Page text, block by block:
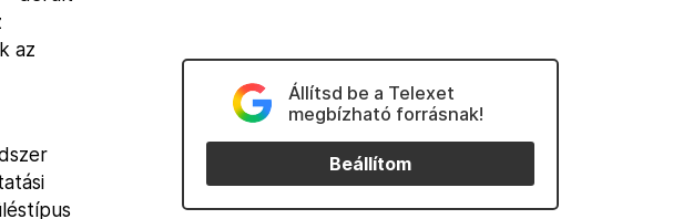
az
Állítsd be a Telexet
megbízható forrásnak!
Beállítom